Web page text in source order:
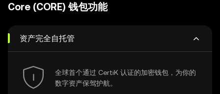
Core (CORE) 钱包功能
资产完全自托管
全球首个通过 CertiK 认证的加密钱包，为你的
数字资产保驾护航。